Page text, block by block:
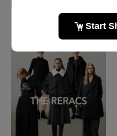
【エディターズ・エッセ
ンシャル】ベーシックと
トレンドが交差する16の